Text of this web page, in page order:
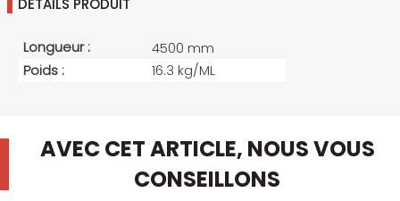
DETAILS PRODUIT
Longueur :
4500 mm
Poids :
16.3 kg/ML
AVEC CET ARTICLE, NOUS VOUS
CONSEILLONS